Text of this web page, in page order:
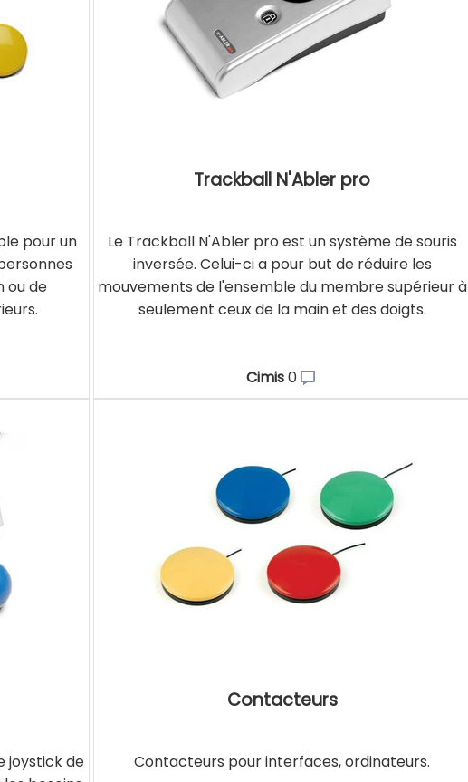
pour un
ou de
Trackball N'Abler pro
Le Trackball N'Abler pro est un système de souris
inversée. Celui-ci a pour but de réduire les
mouvements de l'ensemble du membre supérieur à
seulement ceux de la main et des doigts.
Cimis0
joystick de
Contacteurs
Contacteurs pour interfaces, ordinateurs.